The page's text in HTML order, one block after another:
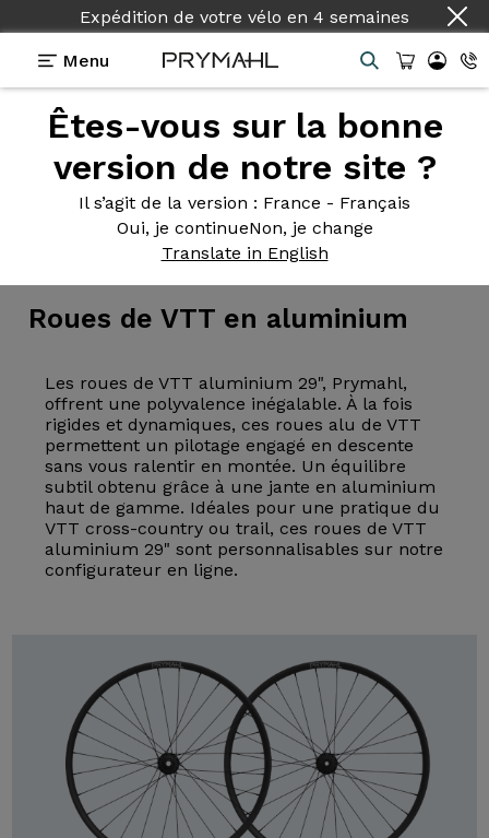
Expédition de votre vélo en 4 semaines
Menu
Êtes-vous sur la bonne
version de notre site ?
Il s’agit de la version : France - Français
Oui, je continueNon, je change
Translate in English
VTT
Roues de VTT en aluminium
Les roues de VTT aluminium 29", Prymahl,
offrent une polyvalence inégalable. À la fois
rigides et dynamiques, ces roues alu de VTT
permettent un pilotage engagé en descente
sans vous ralentir en montée. Un équilibre
subtil obtenu grâce à une jante en aluminium
haut de gamme. Idéales pour une pratique du
VTT cross-country ou trail, ces roues de VTT
aluminium 29" sont personnalisables sur notre
configurateur en ligne.